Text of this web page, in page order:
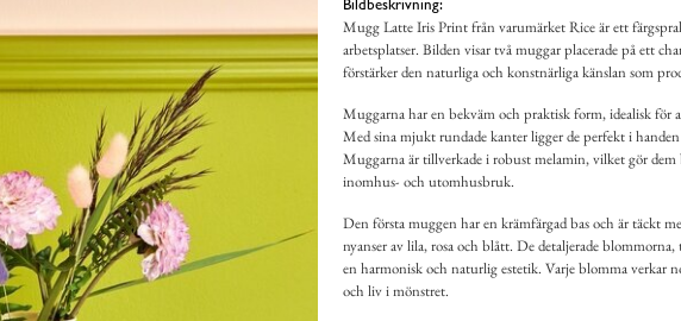
Bildbeskrivning:
Mugg Latte Iris Print från varumärket Rice är ett
arbetsplatser. Bilden visar två muggar placerade på ett
förstärker den naturliga och konstnärliga känslan som
Muggarna har en bekväm och praktisk form, idealisk för
Med sina mjukt rundade kanter ligger de perfekt i
Muggarna är tillverkade i robust melamin, vilket gör
inomhus- och utomhusbruk.
Den första muggen har en krämfärgad bas och är täckt
nyanser av lila, rosa och blått. De detaljerade
en harmonisk och naturlig estetik. Varje blomma verkar
och liv i mönstret.